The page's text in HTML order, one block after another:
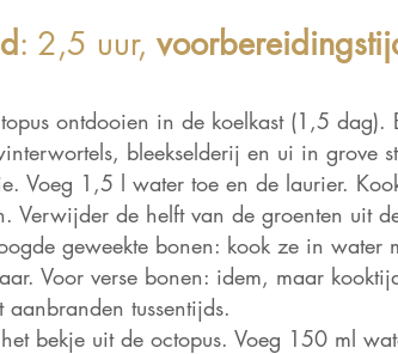
: 2,5 uur,
ontdooien in de koelkast (1,5
bleekselderij en ui in grove
Voeg 1,5 l water toe en de laurier.
Verwijder de helft van de groenten uit
geweekte bonen: kook ze in
Voor verse bonen: idem, maar
aanbranden tussentijds.
bekje uit de octopus. Voeg 150 ml